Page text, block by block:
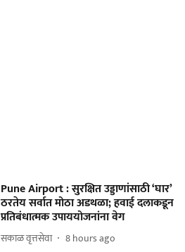
Pune Airport : सुरक्षित उड्डाणांसाठी ‘घार’
ठरतेय सर्वात मोठा अडथळा; हवाई दलाकडून
प्रतिबंधात्मक उपाययोजनांना वेग
सकाळ वृत्तसेवा 8 hours ago